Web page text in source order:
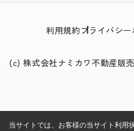
利用規約プライバシ
(c) 株式会社ナミカワ不動産販
当サイトでは、お客様の当サイト利用